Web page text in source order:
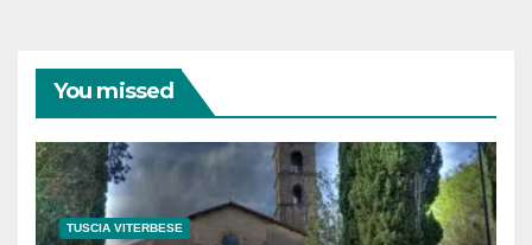
You missed
TUSCIA VITERBESE